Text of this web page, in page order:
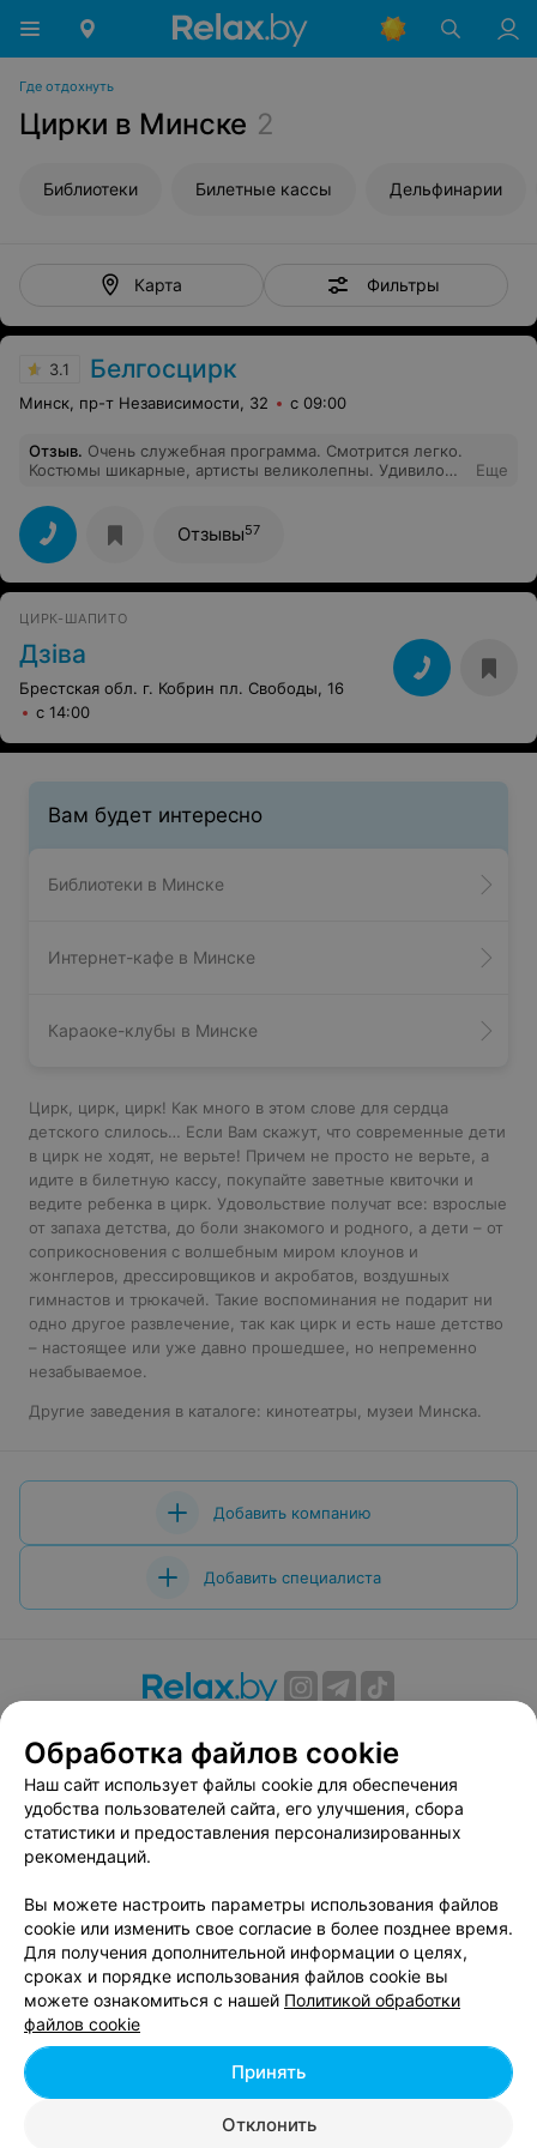
Где отдохнуть
Цирки в Минске 2
Библиотеки Билетные кассы Дельфинарии
Карта Фильтры
3.1 Белгосцирк
Минск, пр-т Независимости, 32 с 09:00
Отзыв. Очень служебная программа. Смотрится легко.
Костюмы шикарные, артисты великолепны. Удивило
круто и в тему). Клоун заводной, похоже не русский по
национальности
Еще
Отзывы57
ЦИРК-ШАПИТО
Дзіва
Брестская обл. г. Кобрин пл. Свободы, 16
с 14:00
Вам будет интересно
Библиотеки в Минске
Интернет-кафе в Минске
Караоке-клубы в Минске
Цирк, цирк, цирк! Как много в этом слове для сердца
детского слилось… Если Вам скажут, что современные дети
в цирк не ходят, не верьте! Причем не просто не верьте, а
идите в билетную кассу, покупайте заветные квиточки и
ведите ребенка в цирк. Удовольствие получат все: взрослые
от запаха детства, до боли знакомого и родного, а дети – от
соприкосновения с волшебным миром клоунов и
жонглеров, дрессировщиков и акробатов, воздушных
гимнастов и трюкачей. Такие воспоминания не подарит ни
одно другое развлечение, так как цирк и есть наше детство
– настоящее или уже давно прошедшее, но непременно
незабываемое.
Другие заведения в каталоге: кинотеатры музеи Минска.
Добавить компанию
Добавить специалиста
Вакансии
Публичный договор
Способы оплаты
Публичный договор по использованию сервиса
«Афиша»
Пользовательское соглашение
Связаться по вопросам сотрудничества
Написать руководителю relax.by
Персональные настройки cookie
Обработка персональных данных
| 220012, Республика Беларусь, г. Минск,
Обработка файлов cookie
Наш сайт использует файлы cookie для обеспечения
удобства пользователей сайта, его улучшения, сбора
статистики и предоставления персонализированных
рекомендаций.
Вы можете настроить параметры использования файлов
cookie или изменить свое согласие в более позднее время.
Для получения дополнительной информации о целях,
сроках и порядке использования файлов cookie вы
можете ознакомиться с нашей Политикой обработки
файлов cookie
Отклонить
Принять